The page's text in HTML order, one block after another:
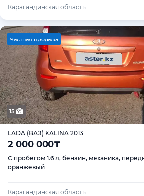
Карагандинская область
Частная продажа
15
LADA (ВАЗ) KALINA 2013
2 000 000₸
С пробегом 1.6 л, бензин, механика,
оранжевый
Карагандинская область